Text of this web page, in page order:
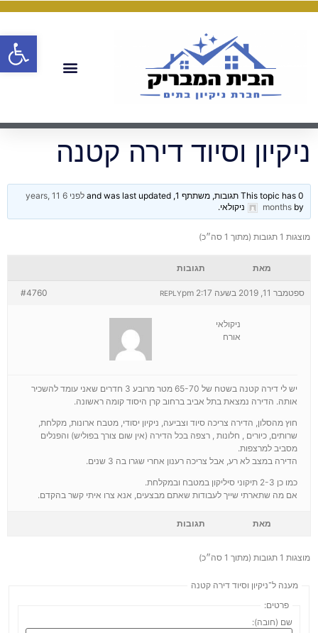
ניקיון וסיוד דירה קטנה
This topic has 0 תגובות, משתתף 1, and was last updated
לפני 6 years, 11
monthsby ניקולאי.
מוצגות 1 תגובות (מתוך 1 סה״כ)
מאת תגובות
ספטמבר 11, 2019 בשעה 2:17 pm #4760 REPLY
ניקולאי
אורח
יש לי דירה קטנה בשטח של 65-70 מטר מרובע 3 חדרים שאני עומד להשכיר
אותה. הדירה נמצאת בתל אביב ברחוב קרן היסוד קומה ראשונה.
חוץ מהסלון, הדירה צריכה סיוד וצביעה, ניקיון יסודי, מטבח ארונות, מקלחת,
שרותים, כיורים , חלונות , רצפה בכל הדירה (אין שום צורך בפוליש) והפנלים
מסביב למרצפות.
הדירה במצב לא רע, אבל צריכה רענון אחרי שגרו בה 3 שנים.
כמו כן 2-3 תיקוני סיליקון במטבח ובמקלחת.
אם מה שתארתי שייך לעבודות שאתם מבצעים, אנא צרו איתי קשר בהקדם.
מאת תגובות
מוצגות 1 תגובות (מתוך 1 סה״כ)
מענה ל־ניקיון וסיוד דירה קטנה
פרטים:
שם (חובה):